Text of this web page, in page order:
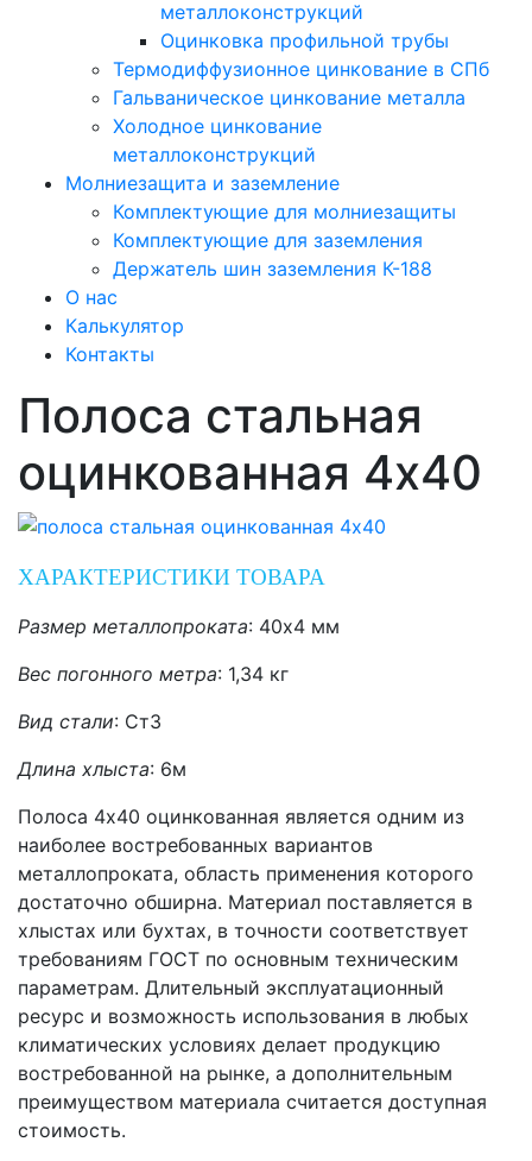
металлоконструкций
Оцинковка профильной трубы
Термодиффузионное цинкование в СПб
Гальваническое цинкование металла
Холодное цинкование
металлоконструкций
Молниезащита и заземление
Комплектующие для молниезащиты
Комплектующие для заземления
Держатель шин заземления К-188
О нас
Калькулятор
Контакты
Полоса стальная
оцинкованная 4х40
ХАРАКТЕРИСТИКИ ТОВАРА
Размер металлопроката: 40х4 мм
Вес погонного метра: 1,34 кг
Вид стали: Ст3
Длина хлыста: 6м
Полоса 4х40 оцинкованная является одним из
наиболее востребованных вариантов
металлопроката, область применения которого
достаточно обширна. Материал поставляется в
хлыстах или бухтах, в точности соответствует
требованиям ГОСТ по основным техническим
параметрам. Длительный эксплуатационный
ресурс и возможность использования в любых
климатических условиях делает продукцию
востребованной на рынке, а дополнительным
преимуществом материала считается доступная
стоимость.